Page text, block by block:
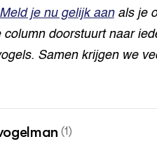
Meld je nu gelijk aan als je
doorstuurt naar
Samen krijgen we
(1)